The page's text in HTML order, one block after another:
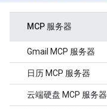
MCP 服务器
Gmail MCP 服务器
日历 MCP 服务器
云端硬盘 MCP 服务器